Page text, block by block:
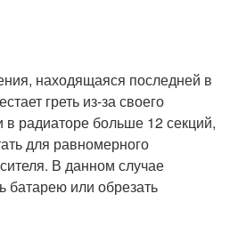
находящаяся последней в
греть из-за своего
радиаторе больше 12 секций,
для равномерного
В данном случае
батарею или обрезать